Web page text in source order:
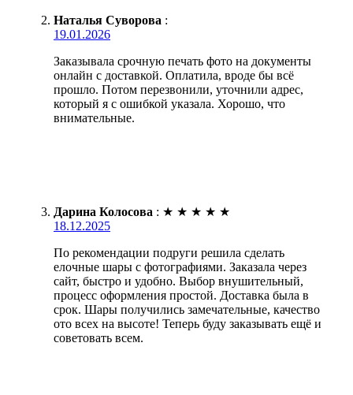
Наталья Суворова :
19.01.2026
Заказывала срочную печать фото на документы
онлайн с доставкой. Оплатила, вроде бы всё
прошло. Потом перезвонили, уточнили адрес,
который я с ошибкой указала. Хорошо, что
внимательные.
Дарина Колосова : ★ ★ ★ ★ ★
18.12.2025
По рекомендации подруги решила сделать
елочные шары с фотографиями. Заказала через
сайт, быстро и удобно. Выбор внушительный,
процесс оформления простой. Доставка была в
срок. Шары получились замечательные, качество
ото всех на высоте! Теперь буду заказывать ещё и
советовать всем.